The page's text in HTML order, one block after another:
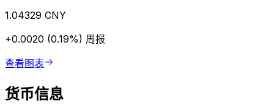
1.04329 CNY
+0.0020 (0.19%) 周报
查看图表
货币信息